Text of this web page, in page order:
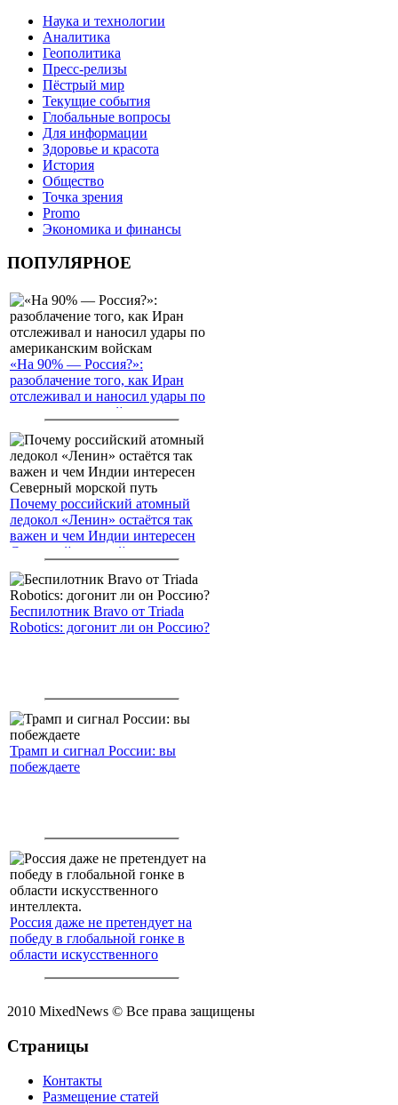
Наука и технологии
Аналитика
Геополитика
Пресс-релизы
Пёстрый мир
Текущие события
Глобальные вопросы
Для информации
Здоровье и красота
История
Общество
Точка зрения
Promo
Экономика и финансы
ПОПУЛЯРНОЕ
«На 90% — Россия?»:
разоблачение того, как Иран
отслеживал и наносил удары по
американским войскам
Почему российский атомный
ледокол «Ленин» остаётся так
важен и чем Индии интересен
Северный морской путь
Беспилотник Bravo от Triada
Robotics: догонит ли он Россию?
Трамп и сигнал России: вы
побеждаете
Россия даже не претендует на
победу в глобальной гонке в
области искусственного
2010 MixedNews © Все права защищены
Страницы
Контакты
Размещение статей